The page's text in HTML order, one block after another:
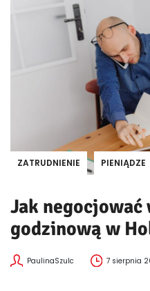
ZATRUDNIENIE PIENIĄDZE
Jak negocjować
godzinową w
PaulinaSzulc 7 sierpnia